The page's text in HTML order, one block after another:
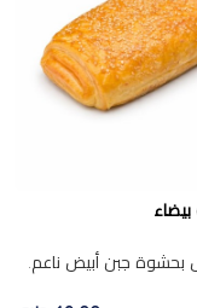
بيضاء
بحشوة جبن أبيض ناعم.